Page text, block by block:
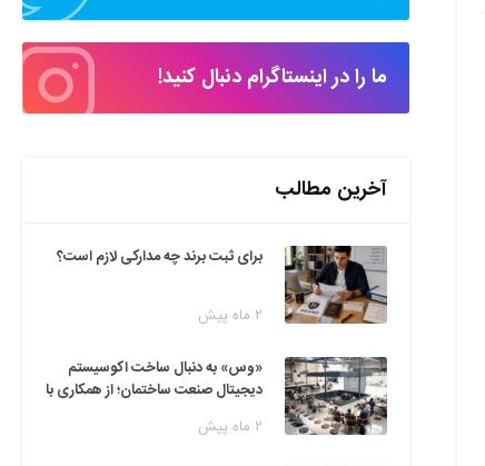
ما را در اینستاگرام دنبال کنید!
آخرین مطالب
برای ثبت برند چه مدارکی لازم است؟
۲ ماه پیش
«وس» به دنبال ساخت اکوسیستم
دیجیتال صنعت ساختمان؛ از همکاری با
فناوری۲ ماه پیش